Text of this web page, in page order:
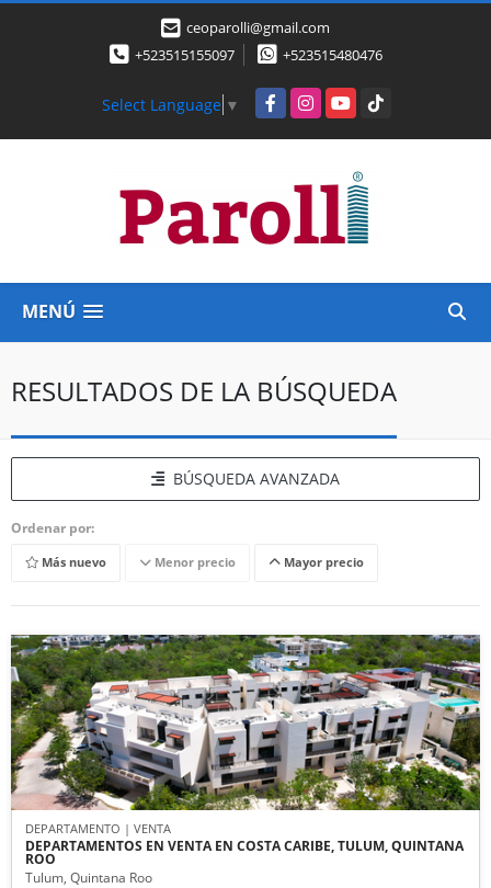
ceoparolli@gmail.com
+523515155097
+523515480476
Select Language ▼ FacebookInstagramYouTubeTikTok
MENÚ
RESULTADOS DE LA BÚSQUEDA
BÚSQUEDA AVANZADA
Ordenar por:
Más nuevo Menor precio Mayor precio
DEPARTAMENTO | VENTA
DEPARTAMENTOS EN VENTA EN COSTA CARIBE, TULUM, QUINTANA
ROO
Tulum, Quintana Roo